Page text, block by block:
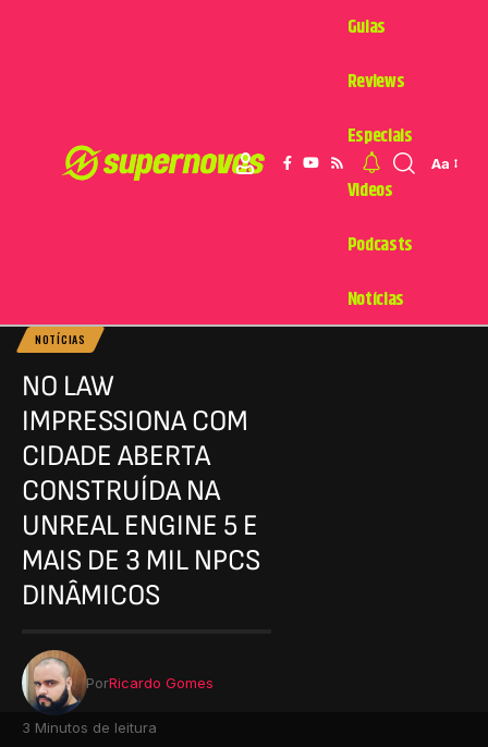
Guias
Reviews
Especiais
Videos
Podcasts
Notícias
Aa
NOTÍCIAS
NO LAW
IMPRESSIONA COM
CIDADE ABERTA
CONSTRUÍDA NA
UNREAL ENGINE 5 E
MAIS DE 3 MIL NPCS
DINÂMICOS
PorRicardo Gomes
3 Minutos de leitura